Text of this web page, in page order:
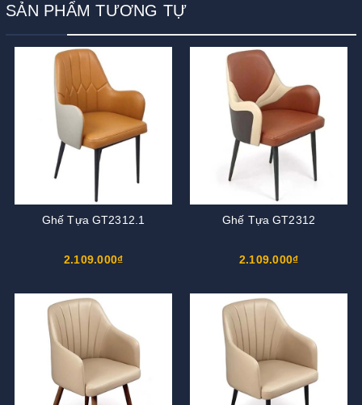
SẢN PHẨM TƯƠNG TỰ
Ghế Tựa GT2312.1
2.109.000₫
Ghế Tựa GT2312
2.109.000₫